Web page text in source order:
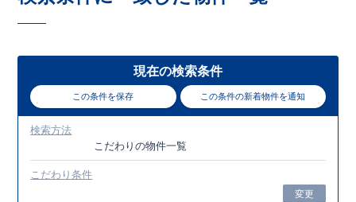
現在の検索条件
この条件を保存 この条件の新着物件を通知
検索方法
こだわりの物件一覧
こだわり条件
変更